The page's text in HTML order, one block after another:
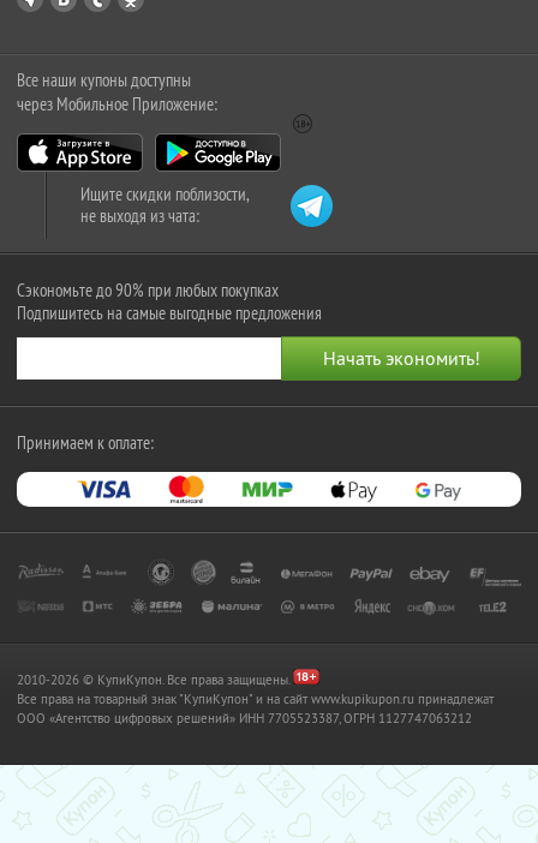
Все наши купоны доступны
через Мобильное Приложение:
Ищите скидки поблизости,
не выходя из чата:
Сэкономьте до 90% при любых покупках
Подпишитесь на самые выгодные предложения
Принимаем к оплате:
2010-2026 © КупиКупон. Все права защищены.
Все права на товарный знак "КупиКупон" и на сайт www.kupikupon.ru принадлежат
OOO «Агентство цифровых решений» ИНН 7705523387, ОГРН 1127747063212